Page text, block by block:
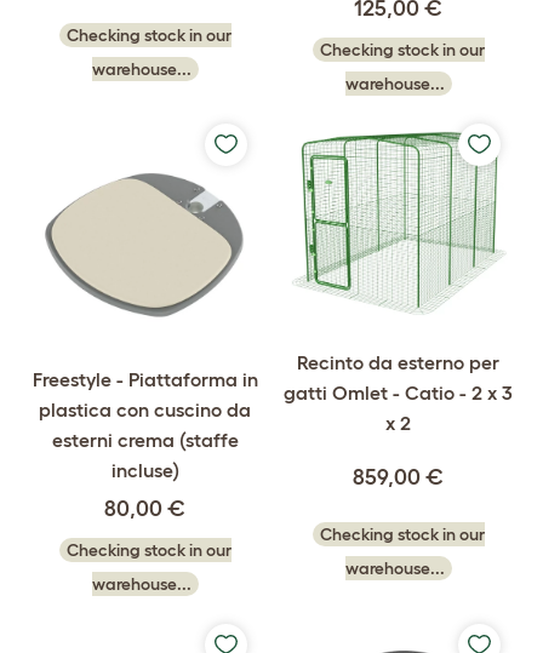
Checking stock in our
warehouse...
125,00 €
Checking stock in our
warehouse...
Freestyle - Piattaforma in
plastica con cuscino da
esterni crema (staffe
incluse)
80,00 €
Checking stock in our
warehouse...
Recinto da esterno per
gatti Omlet - Catio - 2 x 3
x 2
859,00 €
Checking stock in our
warehouse...